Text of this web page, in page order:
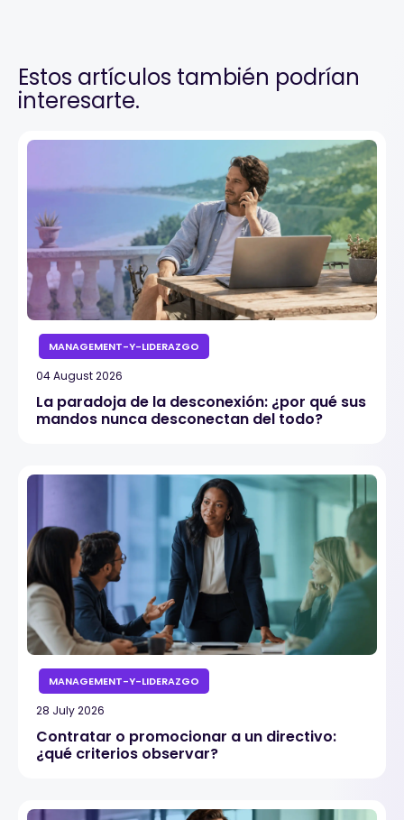
Estos artículos también podrían
interesarte.
MANAGEMENT-Y-LIDERAZGO
04 August 2026
La paradoja de la desconexión: ¿por qué sus
mandos nunca desconectan del todo?
MANAGEMENT-Y-LIDERAZGO
28 July 2026
Contratar o promocionar a un directivo:
¿qué criterios observar?